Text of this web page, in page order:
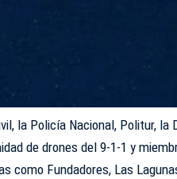
la Policía Nacional, Politur, la
de drones del 9-1-1 y
como Fundadores, Las